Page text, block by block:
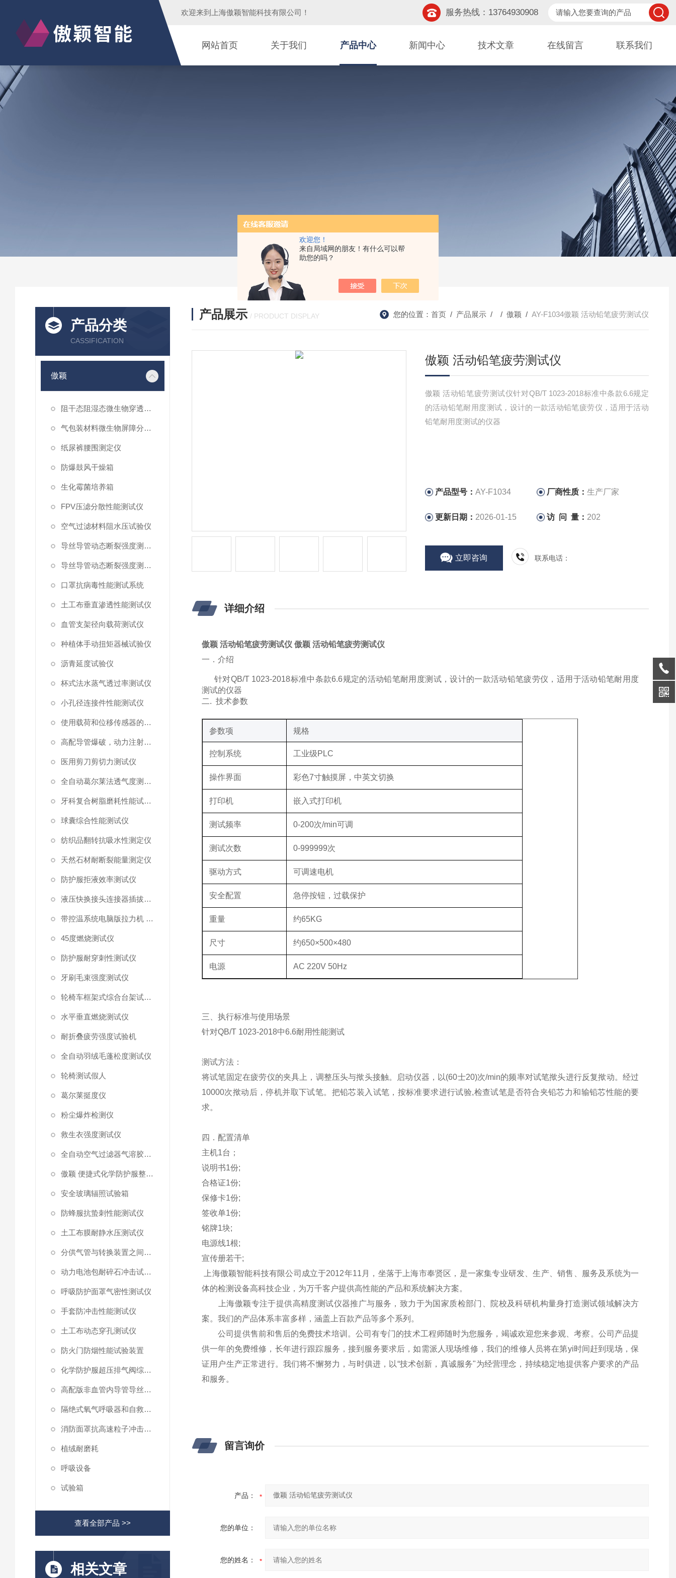
欢迎您！
来自局域网的朋友！有什么可以帮
助您的吗？
欢迎来到 上海傲颖智能科技有限公司 ！ 服务热线：13764930908
网站首页 关于我们 产品中心 新闻中心 技术文章 在线留言 联系我们
产品分类
CASSIFICATION
傲颖
阻干态阻湿态微生物穿透性能测试仪
气包装材料微生物屏障分等试验仪
纸尿裤腰围测定仪
防爆鼓风干燥箱
生化霉菌培养箱
FPV压滤分散性能测试仪
空气过滤材料阻水压试验仪
导丝导管动态断裂强度测试仪 （峰值拉力）
导丝导管动态断裂强度测试仪
口罩抗病毒性能测试系统
土工布垂直渗透性能测试仪
血管支架径向载荷测试仪
种植体手动扭矩器械试验仪
沥青延度试验仪
杯式法水蒸气透过率测试仪
小孔径连接件性能测试仪
使用载荷和位移传感器的塑料高速穿刺特性测试仪
高配导管爆破，动力注射中流量及压力测试仪
医用剪刀剪切力测试仪
全自动葛尔莱法透气度测试仪
牙科复合树脂磨耗性能试验仪
球囊综合性能测试仪
纺织品翻转抗吸水性测定仪
天然石材耐断裂能量测定仪
防护服拒液效率测试仪
液压快换接头连接器插拔泄漏测试仪
带控温系统电脑版拉力机 统电脑版拉力机
45度燃烧测试仪
防护服耐穿刺性测试仪
牙刷毛束强度测试仪
轮椅车框架式综合台架试验机
水平垂直燃烧测试仪
耐折叠疲劳强度试验机
全自动羽绒毛蓬松度测试仪
轮椅测试假人
葛尔莱挺度仪
粉尘爆炸检测仪
救生衣强度测试仪
全自动空气过滤器气溶胶细菌截留测试仪
傲颖 便捷式化学防护服整体气密性测试仪
安全玻璃辐照试验箱
防蜂服抗蛰刺性能测试仪
土工布膜耐静水压测试仪
分供气管与转换装置之间连接强度试验机
动力电池包耐碎石冲击试验机
呼吸防护面罩气密性测试仪
手套防冲击性能测试仪
土工布动态穿孔测试仪
防火门防烟性能试验装置
化学防护服超压排气阀综合性测试仪
高配版非血管内导管导丝滑动性能测试仪
隔绝式氧气呼吸器和自救器二氧化碳吸收率及水分含量测试仪
消防面罩抗高速粒子冲击试验机
植绒耐磨耗
呼吸设备
试验箱
查看全部产品 >>
相关文章
产品展示 / PRODUCT DISPLAY 您的位置： 首页 / 产品展示 / / 傲颖 / AY-F1034傲颖 活动铅笔疲劳测试仪
傲颖 活动铅笔疲劳测试仪
傲颖 活动铅笔疲劳测试仪针对QB/T 1023-2018标准中条款6.6规定
的活动铅笔耐用度测试，设计的一款活动铅笔疲劳仪，适用于活动
铅笔耐用度测试的仪器
产品型号： AY-F1034 厂商性质：生产厂家
更新日期： 2026-01-15 访 问 量： 202
立即咨询 联系电话：
详细介绍
傲颖 活动铅笔疲劳测试仪 傲颖 活动铅笔疲劳测试仪
一．介绍
针对QB/T 1023-2018标准中条款6.6规定的活动铅笔耐用度测试，设计的一款活动铅笔疲劳仪，适用于活动铅笔耐用度
测试的仪器
二.技术参数
参数项 规格
控制系统 工业级PLC
操作界面 彩色7寸触摸屏，中英文切换
打印机 嵌入式打印机
测试频率 0-200次/min可调
测试次数 0-999999次
驱动方式 可调速电机
安全配置 急停按钮，过载保护
重量 约65KG
尺寸 约650×500×480
电源 AC 220V 50Hz
三、执行标准与使用场景
针对QB/T 1023-2018中6.6耐用性能测试
测试方法：
将试笔固定在疲劳仪的夹具上，调整压头与揿头接触。启动仪器，以(60士20)次/min的频率对试笔揿头进行反复揿动。经过
10000次揿动后，停机并取下试笔。把铅芯装入试笔，按标准要求进行试验,检查试笔是否符合夹铅芯力和输铅芯性能的要
求。
四．配置清单
主机1台；
说明书1份;
合格证1份;
保修卡1份;
签收单1份;
铭牌1块;
电源线1根;
宣传册若干;
上海傲颖智能科技有限公司成立于2012年11月，坐落于上海市奉贤区，是一家集专业研发、生产、销售、服务及系统为一
体的检测设备高科技企业，为万千客户提供高性能的产品和系统解决方案。
上海傲颖专注于提供高精度测试仪器推广与服务，致力于为国家质检部门、院校及科研机构量身打造测试领域解决方
案。我们的产品体系丰富多样，涵盖上百款产品等多个系列。
公司提供售前和售后的免费技术培训。公司有专门的技术工程师随时为您服务，竭诚欢迎您来参观、考察。公司产品提
供一年的免费维修，长年进行跟踪服务，接到服务要求后，如需派人现场维修，我们的维修人员将在第yi时间赶到现场，保
证用户生产正常进行。我们将不懈努力，与时俱进，以“技术创新，真诚服务"为经营理念，持续稳定地提供客户要求的产品
和服务。
留言询价
产品：
您的单位：
您的姓名：